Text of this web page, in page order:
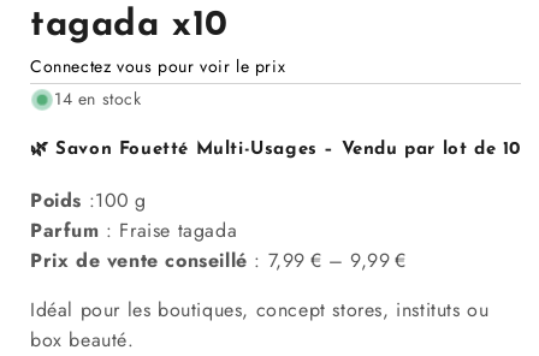
tagada x10
Connectez vous pour voir le prix
14 en stock
🌿 Savon Fouetté Multi-Usages – Vendu par lot de 10
Poids :100 g
Parfum : Fraise tagada
Prix de vente conseillé : 7,99 € – 9,99 €
Idéal pour les boutiques, concept stores, instituts ou
box beauté.